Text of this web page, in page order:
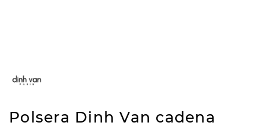
Polsera Dinh Van cadena